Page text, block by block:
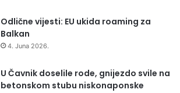
Odlične vijesti: EU ukida roaming za
Balkan
4. Juna 2026.
U Čavnik doselile rode, gnijezdo svile na
betonskom stubu niskonaponske